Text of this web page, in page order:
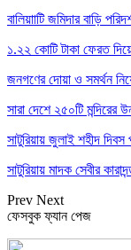
বালিয়াাটি জমিদার বাড়ি
১.২২ কোটি টাকা ফেরত
জনগণের দোয়া ও সমর্থন
সারা দেশে ২৫০টি
সাটুরিয়ায় জুলাই শহীদ দিবস
সাটুরিয়ায় মাদক সেবীর
Prev Next
ফেসবুক ফ্যান পেজ